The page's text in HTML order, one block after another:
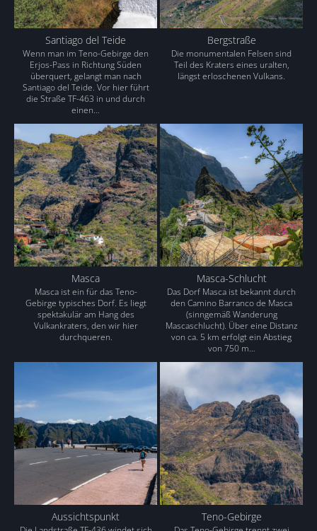
Santiago del Teide
Wenn man im Teno-Gebirge den
Erjos-Pass in Richtung Süden
überquert, gelangt man nach
Santiago del Teide. Vor hier führt
die Straße TF-463 in und durch
einen…
Bergstraße
Die monumentalen Felsen sind
Teil des Kraters eines uralten,
längst erloschenen Vulkans.
Masca
Masca ist ein für das Teno-
Gebirge typisches Dorf. Es liegt
spektakulär am Hang des
Vulkankraters, den wir hier
durchqueren.
Masca-Schlucht
Das Dorf Masca ist bekannt durch
den Camino Barranco de Masca
(sinngemäß Wanderung
Mascaschlucht). Über eine Distanz
von ca. 5 km erfolgt ein Abstieg
von 750 m…
Aussichtspunkt Teno-Gebirge